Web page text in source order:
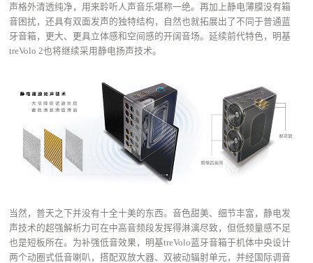
声格外清透纯净，用来聆听人声音乐堪称一绝。再加上静电薄膜没有箱
音困扰，还具有双面发声的独特结构，自然也就拓展出了不同于普通蓝
牙音箱，更大、更具立体感和空间感的开阔音场。延续前代特色，明基
treVolo 2也将继续采用静电扬声技术。
当然，普天之下并没有十全十美的东西。音色甜美、细节丰富，静电发
声技术的超强解析力可在中高音频段发挥得淋漓尽致，但低频量感不足
也是短板所在。为补强低音效果，明基treVolo蓝牙音箱于机体中央设计
两个动圈式低音喇叭，搭配双放大器、双被动辐射单元，并经国际调音